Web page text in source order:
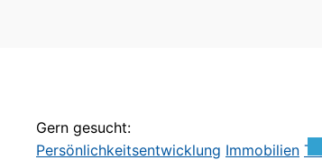
Gern gesucht:
Persönlichkeitsentwicklung Immobilien